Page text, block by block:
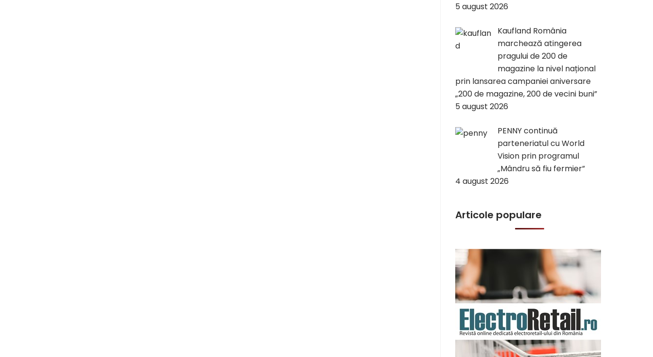
5 august 2026
Kaufland România
marchează atingerea
pragului de 200 de
magazine la nivel național
prin lansarea campaniei aniversare
„200 de magazine, 200 de vecini buni”
5 august 2026
PENNY continuă
parteneriatul cu World
Vision prin programul
„Mândru să fiu fermier”
4 august 2026
Articole populare